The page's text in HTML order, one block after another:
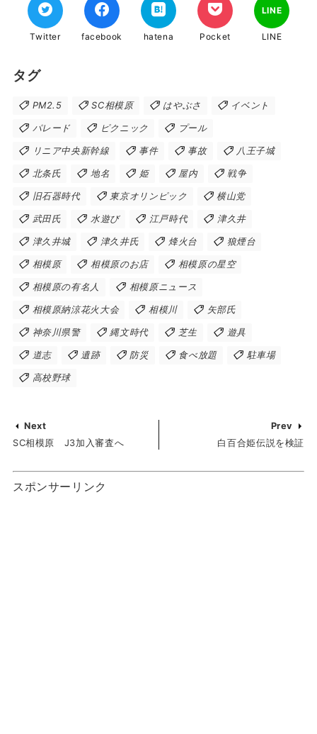
Twitter facebook hatena Pocket
LINE
LINE
タグ
PM2.5 SC相模原 はやぶさ イベント
パレード ピクニック プール
リニア中央新幹線 事件 事故 八王子城
北条氏 地名 姫 屋内 戦争
旧石器時代 東京オリンピック 横山党
武田氏 水遊び 江戸時代 津久井
津久井城 津久井氏 烽火台 狼煙台
相模原 相模原のお店 相模原の星空
相模原の有名人 相模原ニュース
相模原納涼花火大会 相模川 矢部氏
神奈川県警 縄文時代 芝生 遊具
道志 遺跡 防災 食べ放題 駐車場
高校野球
Next
SC相模原 J3加入審査へ
Prev
白百合姫伝説を検証
スポンサーリンク